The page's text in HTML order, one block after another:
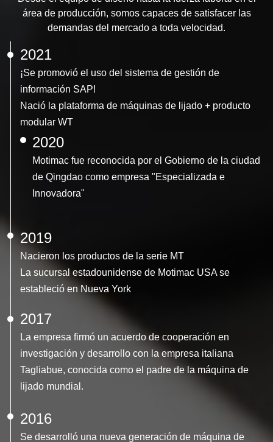
área de producción, somos capaces de satisfacer las
demandas del mercado a toda velocidad.
2021
¡Se promovió el uso del sistema de gestión de
información SAP!
Nació la plataforma de máquinas de lijado + producto
modular WT
2020
Motimac fue reconocida por el Gobierno de la ciudad
de Qingdao como empresa "Especializada e
Innovadora"
2019
Nacieron los productos de la serie MT
La sucursal estadounidense de Motimac USA se
estableció en Nueva York
2017
La empresa firmó un acuerdo de cooperación en
investigación y desarrollo con la empresa italiana
Tagliabue, conocida como el padre de la máquina de
lijado mundial.
2016
Se desarrolló una nueva generación de máquina de